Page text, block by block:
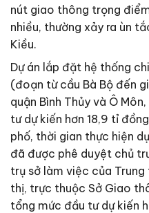
nút giao thông trọng
nhiều, thường xảy ra ùn
Kiều.
Dự án lắp đặt hệ thống
(đoạn từ cầu Bà Bộ đến
quận Bình Thủy và Ô
tư dự kiến hơn 18,9 tỉ
phố, thời gian thực hiện
đã được phê duyệt chủ
trụ sở làm việc của
thị, trực thuộc Sở Giao
tổng mức đầu tư dự kiến